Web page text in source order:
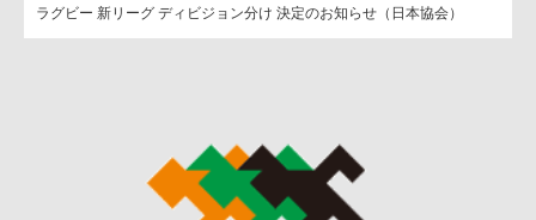
ラグビー 新リーグ ディビジョン分け 決定のお知らせ（日本協会）